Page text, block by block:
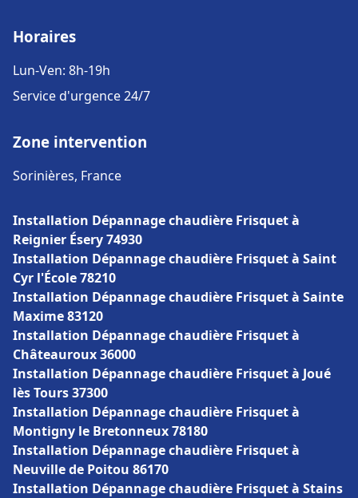
Horaires
Lun-Ven: 8h-19h
Service d'urgence 24/7
Zone intervention
Sorinières, France
Installation Dépannage chaudière Frisquet à
Reignier Ésery 74930
Installation Dépannage chaudière Frisquet à Saint
Cyr l'École 78210
Installation Dépannage chaudière Frisquet à Sainte
Maxime 83120
Installation Dépannage chaudière Frisquet à
Châteauroux 36000
Installation Dépannage chaudière Frisquet à Joué
lès Tours 37300
Installation Dépannage chaudière Frisquet à
Montigny le Bretonneux 78180
Installation Dépannage chaudière Frisquet à
Neuville de Poitou 86170
Installation Dépannage chaudière Frisquet à Stains